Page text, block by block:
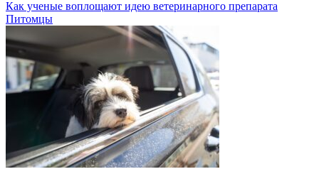
Как ученые воплощают идею ветеринарного препарата
Питомцы